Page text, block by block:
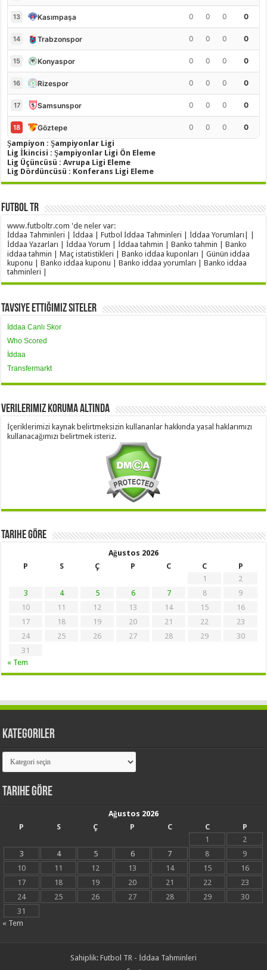
13 Kasımpaşa 0 0 0 0
14 Trabzonspor 0 0 0 0
15 Konyaspor 0 0 0 0
16 Rizespor 0 0 0 0
17 Samsunspor 0 0 0 0
18 Göztepe 0 0 0
0
Şampiyon : Şampiyonlar Ligi
Lig İkincisi : Şampiyonlar Ligi Ön Eleme
Lig Üçüncüsü : Avrupa Ligi Eleme
Lig Dördüncüsü : Konferans Ligi Eleme
Futbol TR
www.futboltr.com 'de neler var:
İddaa Tahminleri | İddaa | Futbol İddaa Tahminleri | İddaa Yorumları| |
İddaa Yazarları | İddaa Yorum | İddaa tahmin | Banko tahmin | Banko
iddaa tahmin | Maç istatistikleri | Banko iddaa kuponları | Günün iddaa
kuponu | Banko iddaa kuponu | Banko iddaa yorumları | Banko iddaa
tahminleri |
Tavsiye Ettiğimiz Siteler
İddaa Canlı Skor
Who Scored
İddaa
Transfermarkt
Verilerimiz Koruma Altında
İçeriklerimizi kaynak belirtmeksizin kullananlar hakkında yasal haklarımızı
kullanacağımızı belirtmek isteriz.
Tarihe Göre
Ağustos 2026
P
S Ç P C C
P
1
2
3
4 5 6 7 8
9
10
11 12 13 14 15
16
17
18 19 20 21 22
23
24
25 26 27 28 29
30
31
« Tem
Kategoriler
Kategoriler
Tarihe Göre
Ağustos 2026
P
S Ç P C C
P
1
2
3
4 5 6 7 8
9
10
11 12 13 14 15
16
17
18 19 20 21 22
23
24
25 26 27 28 29
30
31
« Tem
Sahiplik: Futbol TR - İddaa Tahminleri